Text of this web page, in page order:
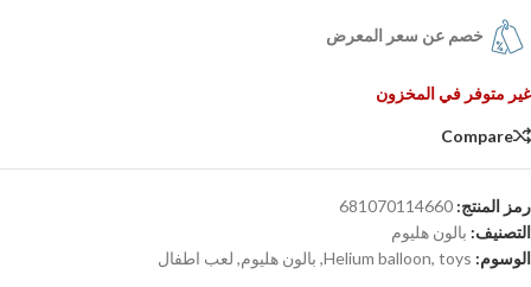
خصم عن سعر المعرض
غير متوفر في المخزون
Compare
رمز المنتج: 681070114660
التصنيف: بالون هليوم
الوسوم:
Helium balloon, toys
, بالون هليوم, لعب اطفال